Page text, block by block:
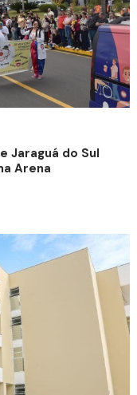
Jaraguá do Sul
Arena